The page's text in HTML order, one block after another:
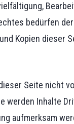
bedürfen
Kopien dieser
Seite nicht
werden Inhalte
aufmerksam